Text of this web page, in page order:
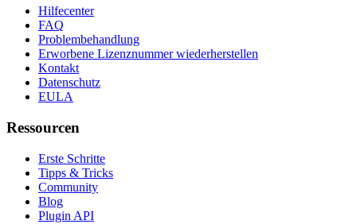
Hilfecenter
FAQ
Problembehandlung
Erworbene Lizenznummer wiederherstellen
Kontakt
Datenschutz
EULA
Ressourcen
Erste Schritte
Tipps & Tricks
Community
Blog
Plugin API